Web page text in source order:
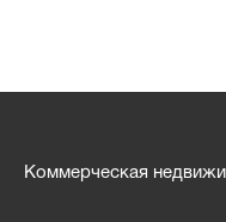
Коммерческая